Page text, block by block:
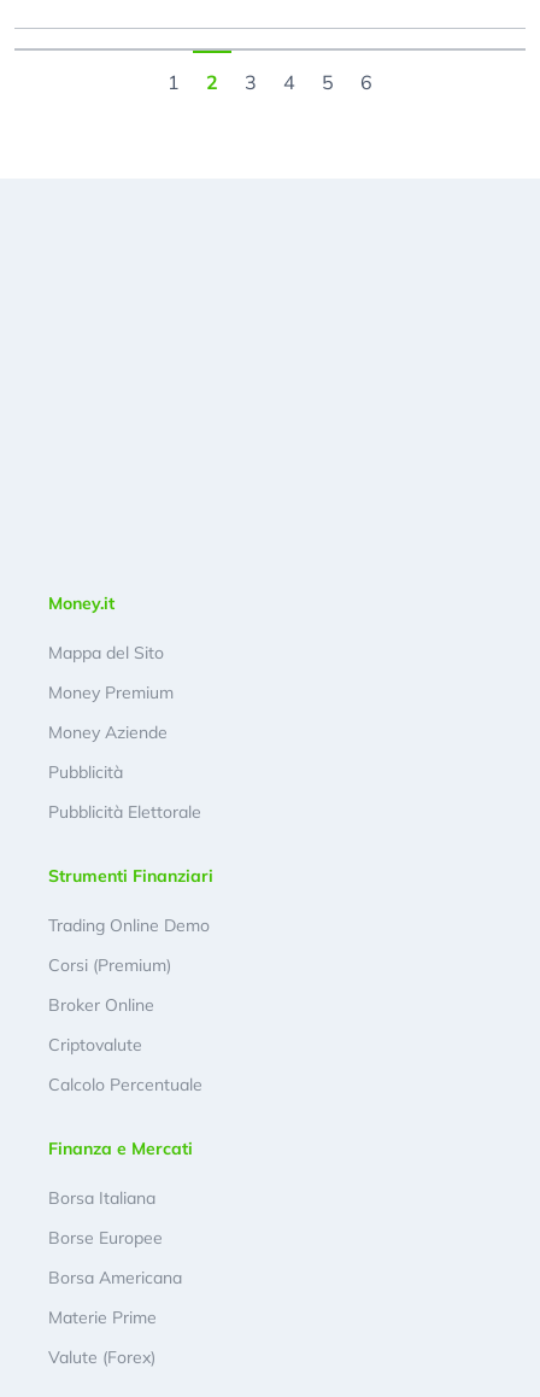
1 2 3 4 5 6
Money.it
Mappa del Sito
Money Premium
Money Aziende
Pubblicità
Pubblicità Elettorale
Strumenti Finanziari
Trading Online Demo
Corsi (Premium)
Broker Online
Criptovalute
Calcolo Percentuale
Finanza e Mercati
Borsa Italiana
Borse Europee
Borsa Americana
Materie Prime
Valute (Forex)